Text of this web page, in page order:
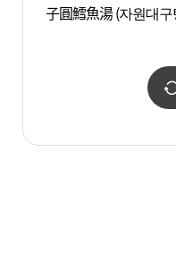
子圓鱈魚湯 (자원대구